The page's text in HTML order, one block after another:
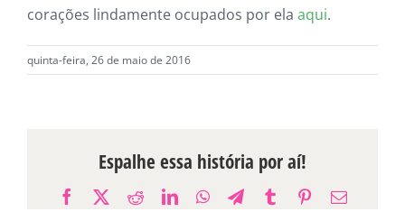
corações lindamente ocupados por ela aqui.
quinta-feira, 26 de maio de 2016
Espalhe essa história por aí!
Facebook RedditLinkedInWhatsApp
Telegram
TumblrPinterest
E-